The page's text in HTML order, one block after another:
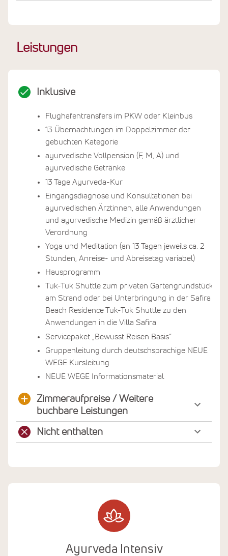
Aufenthalt so angenehm wie möglich zu gestalten.
Erleben und genießen Sie die beispiellose Individualität
Ayurveda Intensiv
Leistungen
Inklusive
Flughafentransfers im PKW oder Kleinbus
13 Übernachtungen im Doppelzimmer der
gebuchten Kategorie
ayurvedische Vollpension (F, M, A) und
ayurvedische Getränke
13 Tage Ayurveda-Kur
Eingangsdiagnose und Konsultationen bei
ayurvedischen Ärztinnen, alle Anwendungen
und ayurvedische Medizin gemäß ärztlicher
Verordnung
Yoga und Meditation (an 13 Tagen jeweils ca. 2
Stunden, Anreise- und Abreisetag variabel)
Hausprogramm
Tuk-Tuk Shuttle zum privaten Gartengrundstück
am Strand oder bei Unterbringung in der Safira
Beach Residence Tuk-Tuk Shuttle zu den
Anwendungen in die Villa Safira
Servicepaket „Bewusst Reisen Basis“
Gruppenleitung durch deutschsprachige NEUE
WEGE Kursleitung
NEUE WEGE Informationsmaterial
Zimmeraufpreise / Weitere
buchbare Leistungen
Nicht enthalten